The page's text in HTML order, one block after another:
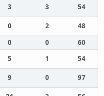
3 3
54
0 2
48
0 0
60
5 1
54
9 0
97